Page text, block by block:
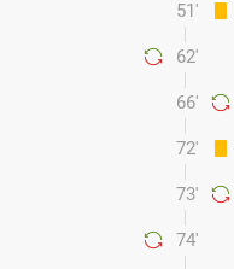
51'
62'
66'
72'
73'
74'